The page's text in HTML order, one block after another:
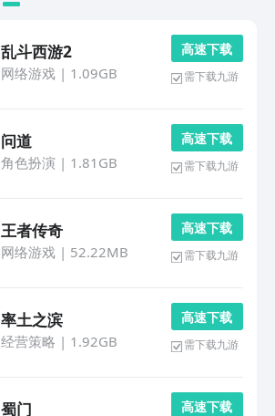
乱斗西游2
网络游戏| 1.09GB
高 速 下 载
需下载九游
问道
角色扮演 | 1.81GB
高 速 下 载
需下载九游
王者传奇
网络游戏| 52.22MB
高 速 下 载
需下载九游
率土之滨
经营策略 | 1.92GB
高 速 下 载
需下载九游
蜀门 高 速 下 载